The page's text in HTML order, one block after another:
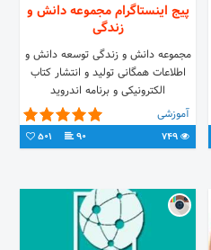
پیج اینستاگرام مجموعه دانش و
زندگی
مجموعه دانش و زندگی توسعه دانش و
اطلاعات همگانی تولید و انتشار کتاب
الکترونیکی و برنامه اندروید
آموزشی
90
501